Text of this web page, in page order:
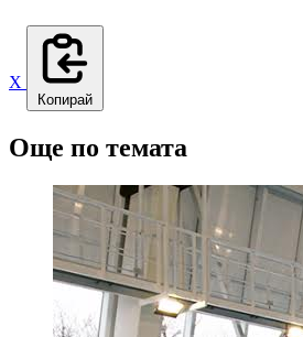
X
Копирай
Още по темата